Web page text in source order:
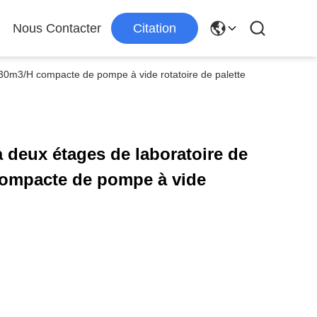
Nous Contacter Citation
H compacte de pompe à vide rotatoire de palette
deux étages de laboratoire de
de pompe à vide